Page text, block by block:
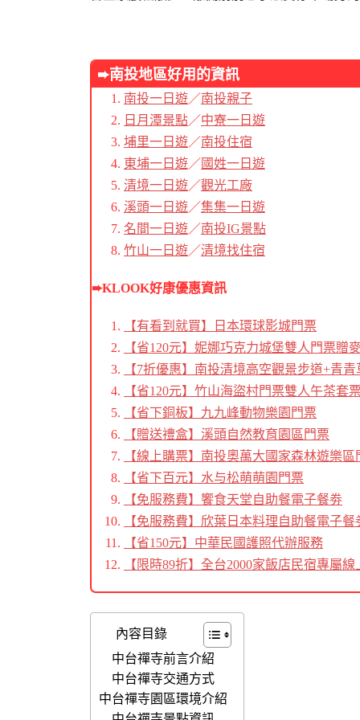
➨南投地區好用的資訊
南投一日遊／南投親子
日月潭景點／中寮一日遊
埔里一日遊／南投住宿
東埔一日遊／ 國姓一日遊
清境一日遊／觀光工廠
溪頭一日遊／集集一日遊
名間一日遊／南投IG景點
竹山一日遊／清境找住宿
➨KLOOK好康優惠資訊
【有看到就買】日本環球影城門票
【省120元】妮娜巧克力城堡雙人門票贈
【7折優惠】南投清境高空觀景步道+青
【省120元】竹山海盜村門票雙人午茶套
【省下銅板】九九峰動物樂園門票
【贈送禮盒】溪頭自然教育園區門票
【線上購票】南投奧萬大國家森林遊樂區
【省下百元】水与松萌萌園門票
【免服務費】饗食天堂自助餐電子餐劵
【免服務費】欣葉日本料理自助餐電子餐
【省150元】中華民國護照代辦服務
【限時89折】全台2000家飯店民宿專屬線
內容目錄
中台禪寺前言介紹
中台禪寺交通方式
中台禪寺園區環境介紹